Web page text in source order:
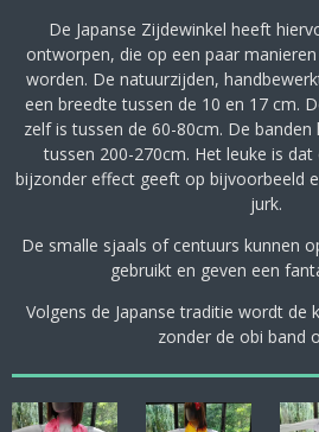
De Japanse Zijdewinkel heeft
ontworpen, die op een paar
worden. De natuurzijden,
een breedte tussen de 10 en 17 cm.
zelf is tussen de 60-80cm. De
tussen 200-270cm. Het leuke is
bijzonder effect geeft op bijvoorbeeld
jurk.
De smalle sjaals of centuurs kunnen
gebruikt en geven een
Volgens de Japanse traditie wordt de
zonder de obi band